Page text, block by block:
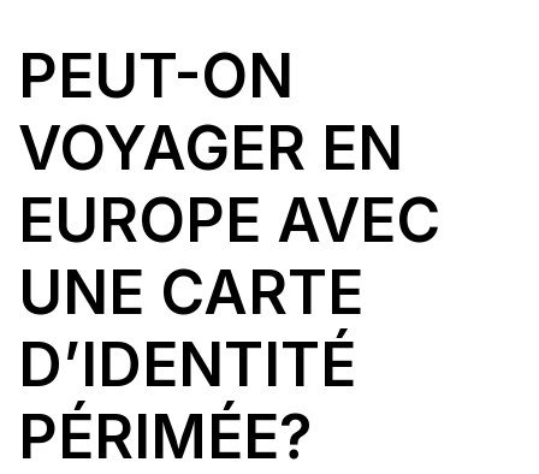
PEUT-ON
VOYAGER EN
EUROPE AVEC
UNE CARTE
D’IDENTITÉ
PÉRIMÉE?